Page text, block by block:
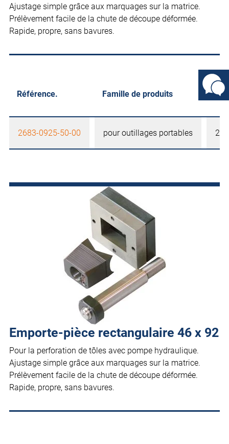
Ajustage simple grâce aux marquages sur la matrice.
Prélèvement facile de la chute de découpe déformée.
Rapide, propre, sans bavures.
Référence. Famille de produits
2683-0925-50-00 pour outillages portables 25
Emporte-pièce rectangulaire 46 x 92
Pour la perforation de tôles avec pompe hydraulique.
Ajustage simple grâce aux marquages sur la matrice.
Prélèvement facile de la chute de découpe déformée.
Rapide, propre, sans bavures.